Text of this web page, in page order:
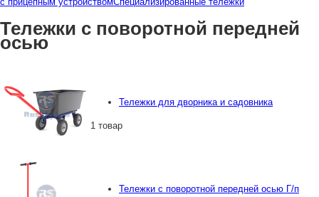
Тележки с поворотной передней
осью
Тележки для дворника и садовника
1 товар
Тележки с поворотной передней осью Г/п